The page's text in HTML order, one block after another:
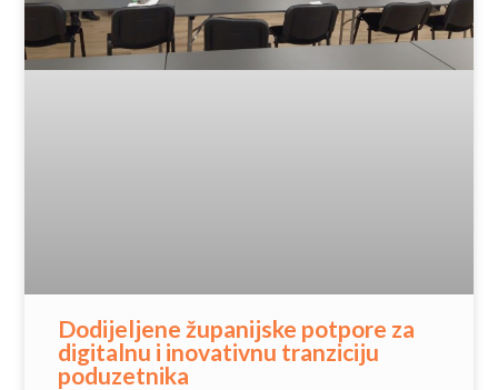
Dodijeljene županijske potpore za
digitalnu i inovativnu tranziciju
poduzetnika